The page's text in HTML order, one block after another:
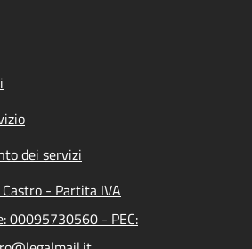
dei servizi
- Partita IVA
00095730560 - PEC: